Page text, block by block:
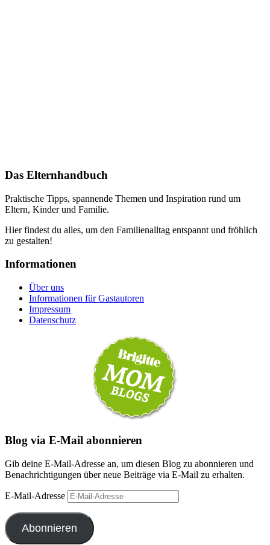
Das Elternhandbuch
Praktische Tipps, spannende Themen und Inspiration rund um
Eltern, Kinder und Familie.
Hier findest du alles, um den Familienalltag entspannt und fröhlich
zu gestalten!
Informationen
Über uns
Informationen für Gastautoren
Impressum
Datenschutz
Blog via E-Mail abonnieren
Gib deine E-Mail-Adresse an, um diesen Blog zu abonnieren und
Benachrichtigungen über neue Beiträge via E-Mail zu erhalten.
E-Mail-Adresse
Abonnieren